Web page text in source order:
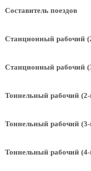
Составитель поездов
Станционный рабочий
Станционный рабочий
Тоннельный рабочий (2-
Тоннельный рабочий (3-
Тоннельный рабочий (4-